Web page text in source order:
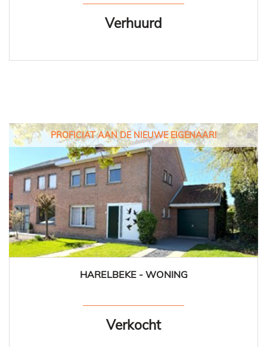
Verhuurd
PROFICIAT AAN DE NIEUWE EIGENAAR!
112 m² 4 Ja
HARELBEKE - WONING
Verkocht